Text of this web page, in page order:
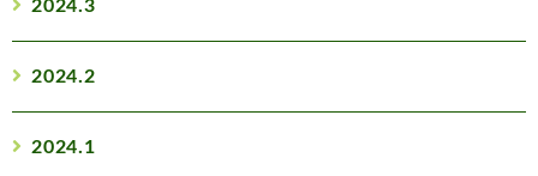
2024.3
2024.2
2024.1